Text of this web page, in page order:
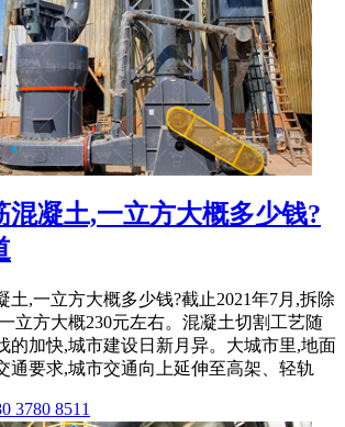
混凝土,一立方大概多少钱?
土,一立方大概多少钱?截止2021年7月,拆除
立方大概230元左右。混凝土切割工艺随
的加快,城市建设日新月异。大城市里,地面
通要求,城市交通向上延伸至高架、轻轨
3780 8511